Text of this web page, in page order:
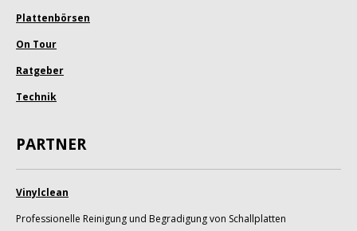
Plattenbörsen
On Tour
Ratgeber
Technik
PARTNER
Vinylclean
Professionelle Reinigung und Begradigung von Schallplatten